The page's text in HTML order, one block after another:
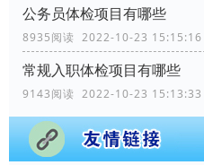
公务员体检项目有哪些
8935阅读 2022-10-23 15:15:16
常规入职体检项目有哪些
9143阅读 2022-10-23 15:13:33